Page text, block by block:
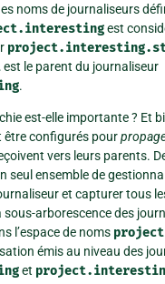
noms de journaliseurs
est
est le parent du journaliseur
.
est-elle importante ? Et
être configurés pour
vers leurs parents.
seul ensemble de
et capturer tous
arborescence des
l’espace de noms project
émis au niveau des
et